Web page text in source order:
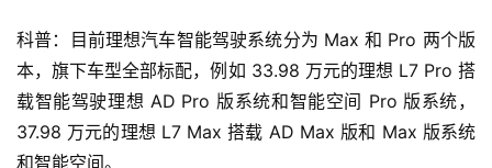
科普：目前理想汽车智能驾驶系统分为 Max 和 Pro 两个版
本，旗下车型全部标配，例如 33.98 万元的理想 L7 Pro 搭
载智能驾驶理想 AD Pro 版系统和智能空间 Pro 版系统，
37.98 万元的理想 L7 Max 搭载 AD Max 版和 Max 版系统
和智能空间。